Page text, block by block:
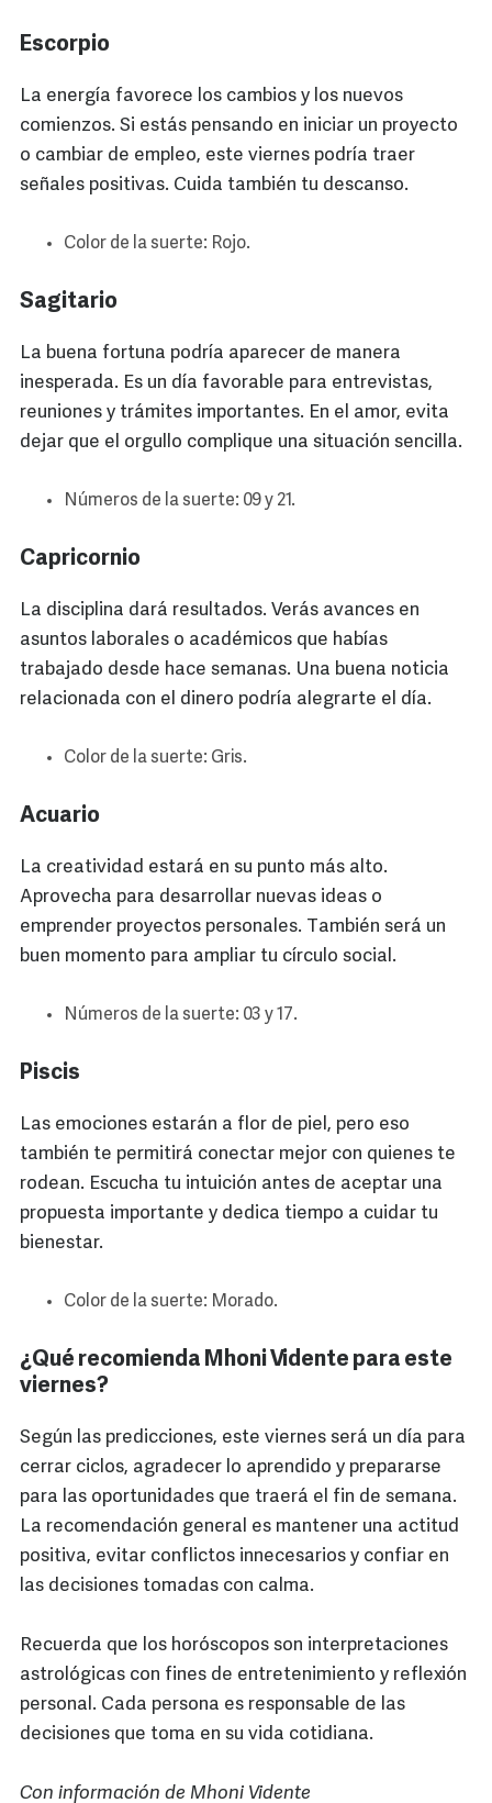
Escorpio
La energía favorece los cambios y los nuevos
comienzos. Si estás pensando en iniciar un proyecto
o cambiar de empleo, este viernes podría traer
señales positivas. Cuida también tu descanso.
Color de la suerte: Rojo.
Sagitario
La buena fortuna podría aparecer de manera
inesperada. Es un día favorable para entrevistas,
reuniones y trámites importantes. En el amor, evita
dejar que el orgullo complique una situación sencilla.
Números de la suerte: 09 y 21.
Capricornio
La disciplina dará resultados. Verás avances en
asuntos laborales o académicos que habías
trabajado desde hace semanas. Una buena noticia
relacionada con el dinero podría alegrarte el día.
Color de la suerte: Gris.
Acuario
La creatividad estará en su punto más alto.
Aprovecha para desarrollar nuevas ideas o
emprender proyectos personales. También será un
buen momento para ampliar tu círculo social.
Números de la suerte: 03 y 17.
Piscis
Las emociones estarán a flor de piel, pero eso
también te permitirá conectar mejor con quienes te
rodean. Escucha tu intuición antes de aceptar una
propuesta importante y dedica tiempo a cuidar tu
bienestar.
Color de la suerte: Morado.
¿Qué recomienda Mhoni Vidente para este
viernes?
Según las predicciones, este viernes será un día para
cerrar ciclos, agradecer lo aprendido y prepararse
para las oportunidades que traerá el fin de semana.
La recomendación general es mantener una actitud
positiva, evitar conflictos innecesarios y confiar en
las decisiones tomadas con calma.
Recuerda que los horóscopos son interpretaciones
astrológicas con fines de entretenimiento y reflexión
personal. Cada persona es responsable de las
decisiones que toma en su vida cotidiana.
Con información de Mhoni Vidente